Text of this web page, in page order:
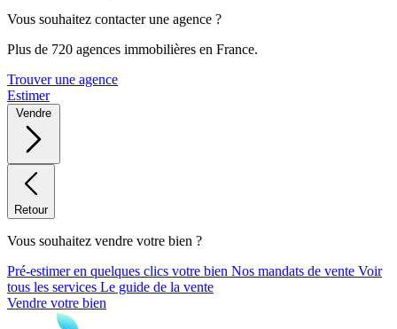
Vous souhaitez contacter une agence ?
Plus de 720 agences immobilières en France.
Trouver une agence
Estimer
Vendre
Retour
Vous souhaitez vendre votre bien ?
Pré-estimer en quelques clics votre bien Nos mandats de vente Voir
tous les services Le guide de la vente
Vendre votre bien